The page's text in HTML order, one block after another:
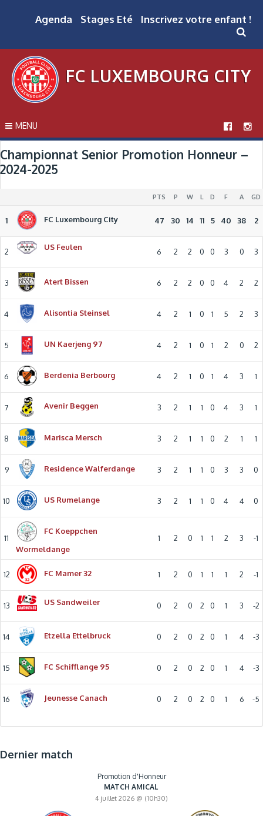
Agenda Stages Eté Inscrivez votre enfant !
FC LUXEMBOURG CITY
MENU
Championnat Senior Promotion Honneur –
2024-2025
PTS P W L D F A GD
1 FC Luxembourg City 47 30 14 11 5 40 38 2
2
US Feulen
6 2 2 0 0 3 0 3
3 Atert Bissen 6 2 2 0 0 4 2 2
4 Alisontia Steinsel 4 2 1 0 1 5 2 3
5 UN Kaerjeng 97 4 2 1 0 1 2 0 2
6 Berdenia Berbourg 4 2 1 0 1 4 3 1
7 Avenir Beggen 3 2 1 1 0 4 3 1
8 Marisca Mersch 3 2 1 1 0 2 1 1
9 Residence Walferdange 3 2 1 1 0 3 3 0
10 US Rumelange 3 2 1 1 0 4 4 0
11
FC Koeppchen
Wormeldange
1 2 0 1 1 2 3 -1
12 FC Mamer 32 1 2 0 1 1 1 2 -1
13 US Sandweiler 0 2 0 2 0 1 3 -2
14 Etzella Ettelbruck 0 2 0 2 0 1 4 -3
15 FC Schifflange 95 0 2 0 2 0 1 4 -3
16 Jeunesse Canach 0 2 0 2 0 1 6 -5
Dernier match
Promotion d'Honneur
MATCH AMICAL
4 juillet 2026 @ (10h30)